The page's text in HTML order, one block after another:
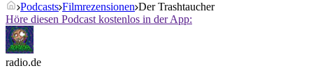
Podcasts Filmrezensionen Der Trashtaucher
Höre diesen Podcast kostenlos in der App:
radio.de